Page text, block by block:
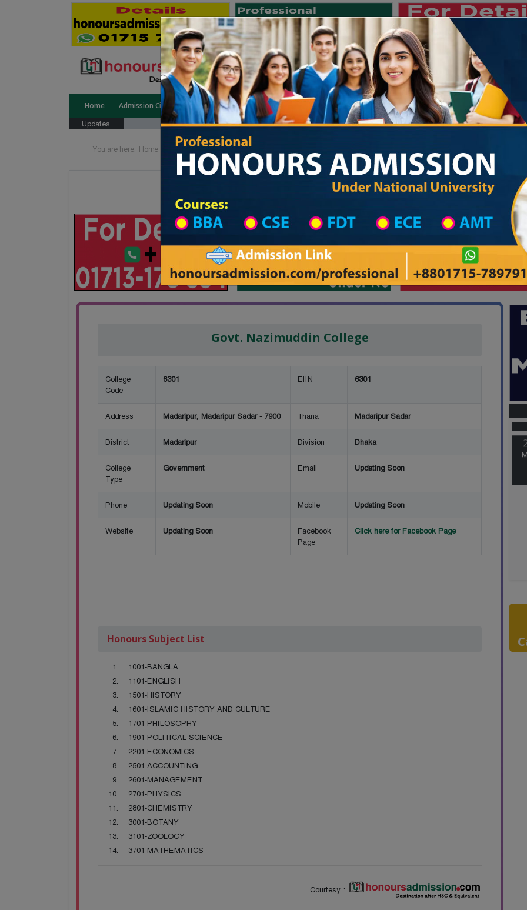
Home Admission Circular Public University Private University International University University College
Updates জাতীয় বিশ্ববিদ্যালয় ২০২৫-২৬
You are here: Home University College All Division
Private University Admission
Govt. Nazimuddin College
College
Code
6301 EIIN 6301
Address Madaripur, Madaripur Sadar - 7900 Thana Madaripur Sadar
District Madaripur Division Dhaka
College
Type
Government Email Updating Soon
Phone Updating Soon Mobile Updating Soon
Website Updating Soon
Facebook
Page
Click here for Facebook Page
Honours Subject List
1001-BANGLA
1101-ENGLISH
1501-HISTORY
1601-ISLAMIC HISTORY AND CULTURE
1701-PHILOSOPHY
1901-POLITICAL SCIENCE
2201-ECONOMICS
2501-ACCOUNTING
2601-MANAGEMENT
2701-PHYSICS
2801-CHEMISTRY
3001-BOTANY
3101-ZOOLOGY
3701-MATHEMATICS
Courtesy :